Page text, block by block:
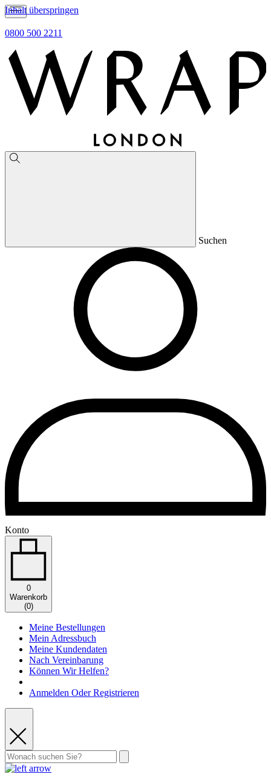
Inhalt überspringen
0800 500 2211
Suchen
Konto
0
Warenkorb
(0)
Meine Bestellungen
Mein Adressbuch
Meine Kundendaten
Nach Vereinbarung
Können Wir Helfen?
Anmelden Oder Registrieren